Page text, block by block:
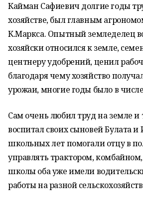
Кайман Сафиевич долгие годы
хозяйстве, был главным
К.Маркса. Опытный земледелец
хозяйски относился к земле,
центнеру удобрений, ценил
благодаря чему хозяйство
урожаи, многие годы было в
Сам очень любил труд на земле
воспитал своих сыновей Булата
школьных лет помогали отцу в
управлять трактором,
школы оба уже имели
работы на разной